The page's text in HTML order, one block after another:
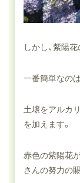
しかし、紫陽
一番簡単なの
土壌をアルカ
を加えます。
赤色の紫陽花
さんの努力の